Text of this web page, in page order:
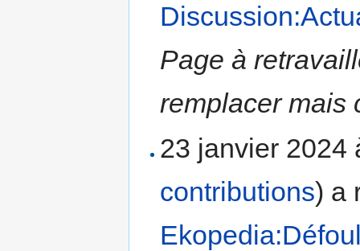
Page à
remplacer mais
23 janvier 2024
contributions) a